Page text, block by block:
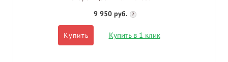
9 950 руб. ?
Купить Купить в 1 клик